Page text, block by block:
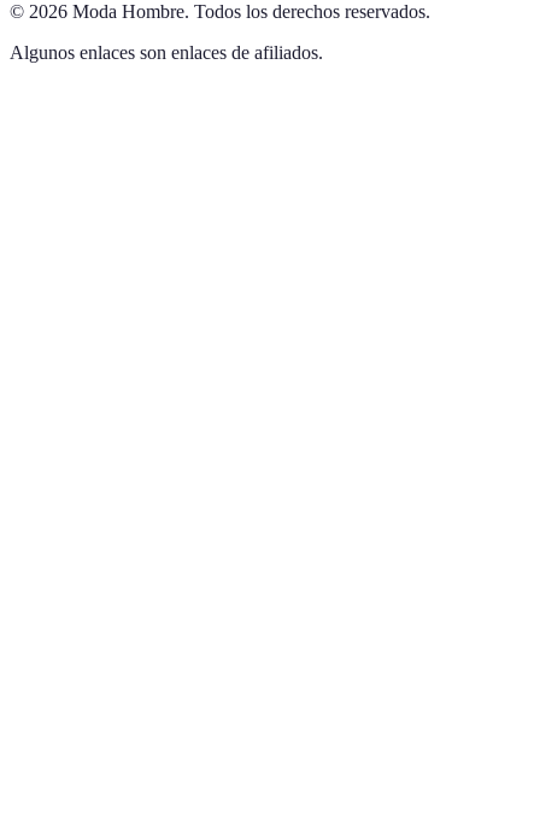
© 2026 Moda Hombre. Todos los derechos reservados.
Algunos enlaces son enlaces de afiliados.